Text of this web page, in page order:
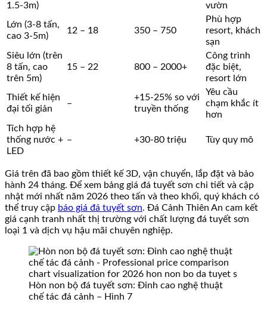
1.5-3m)
vườn
Lớn (3-8 tấn,
cao 3-5m)
12 – 18 350 – 750
Phù hợp
resort, khách
sạn
Siêu lớn (trên
8 tấn, cao
trên 5m)
15 – 22 800 – 2000+
Công trình
đặc biệt,
resort lớn
Thiết kế hiện
đại tối giản
–
+15-25% so với
truyền thống
Yêu cầu
chạm khắc ít
hơn
Tích hợp hệ
thống nước +
LED
– +30-80 triệu Tùy quy mô
Giá trên đã bao gồm thiết kế 3D, vận chuyển, lắp đặt và bảo
hành 24 tháng. Để xem bảng giá đá tuyết sơn chi tiết và cập
nhật mới nhất năm 2026 theo tấn và theo khối, quý khách có
thể truy cập báo giá đá tuyết sơn. Đá Cảnh Thiên An cam kết
giá cạnh tranh nhất thị trường với chất lượng đá tuyết sơn
loại 1 và dịch vụ hậu mãi chuyên nghiệp.
Hòn non bộ đá tuyết sơn: Đỉnh cao nghệ thuật
chế tác đá cảnh – Hình 7